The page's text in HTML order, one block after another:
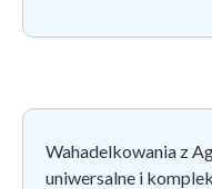
Wahadelkowania z
uniwersalne i